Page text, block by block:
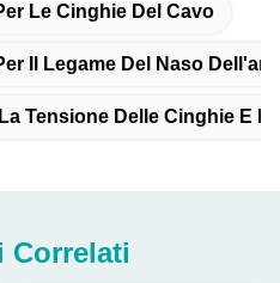
Le Cinghie Del Cavo
Il Legame Del Naso
Tensione Delle Cinghie E
Correlati